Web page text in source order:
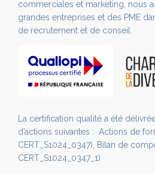
commerciales et marketing, nous
grandes entreprises et des PME
de recrutement et de conseil.
La certification qualité a été
d’actions suivantes : Actions de
CERT_S1024_0347), Bilan de
CERT_S1024_0347_1)